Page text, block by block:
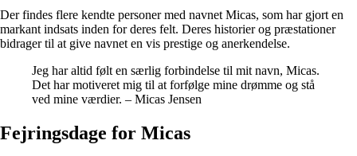
Der findes flere kendte personer med navnet Micas, som har gjort en
markant indsats inden for deres felt. Deres historier og præstationer
bidrager til at give navnet en vis prestige og anerkendelse.
Jeg har altid følt en særlig forbindelse til mit navn, Micas.
Det har motiveret mig til at forfølge mine drømme og stå
ved mine værdier. – Micas Jensen
Fejringsdage for Micas